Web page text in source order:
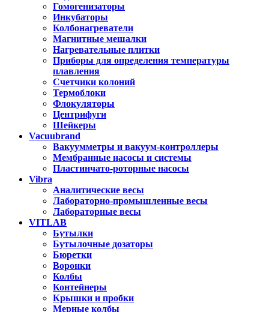
Гомогенизаторы
Инкубаторы
Колбонагреватели
Магнитные мешалки
Нагревательные плитки
Приборы для определения температуры
плавления
Счетчики колоний
Термоблоки
Флокуляторы
Центрифуги
Шейкеры
Vacuubrand
Вакуумметры и вакуум-контроллеры
Мембранные насосы и системы
Пластинчато-роторные насосы
Vibra
Аналитические весы
Лабораторно-промышленные весы
Лабораторные весы
VITLAB
Бутылки
Бутылочные дозаторы
Бюретки
Воронки
Колбы
Контейнеры
Крышки и пробки
Мерные колбы